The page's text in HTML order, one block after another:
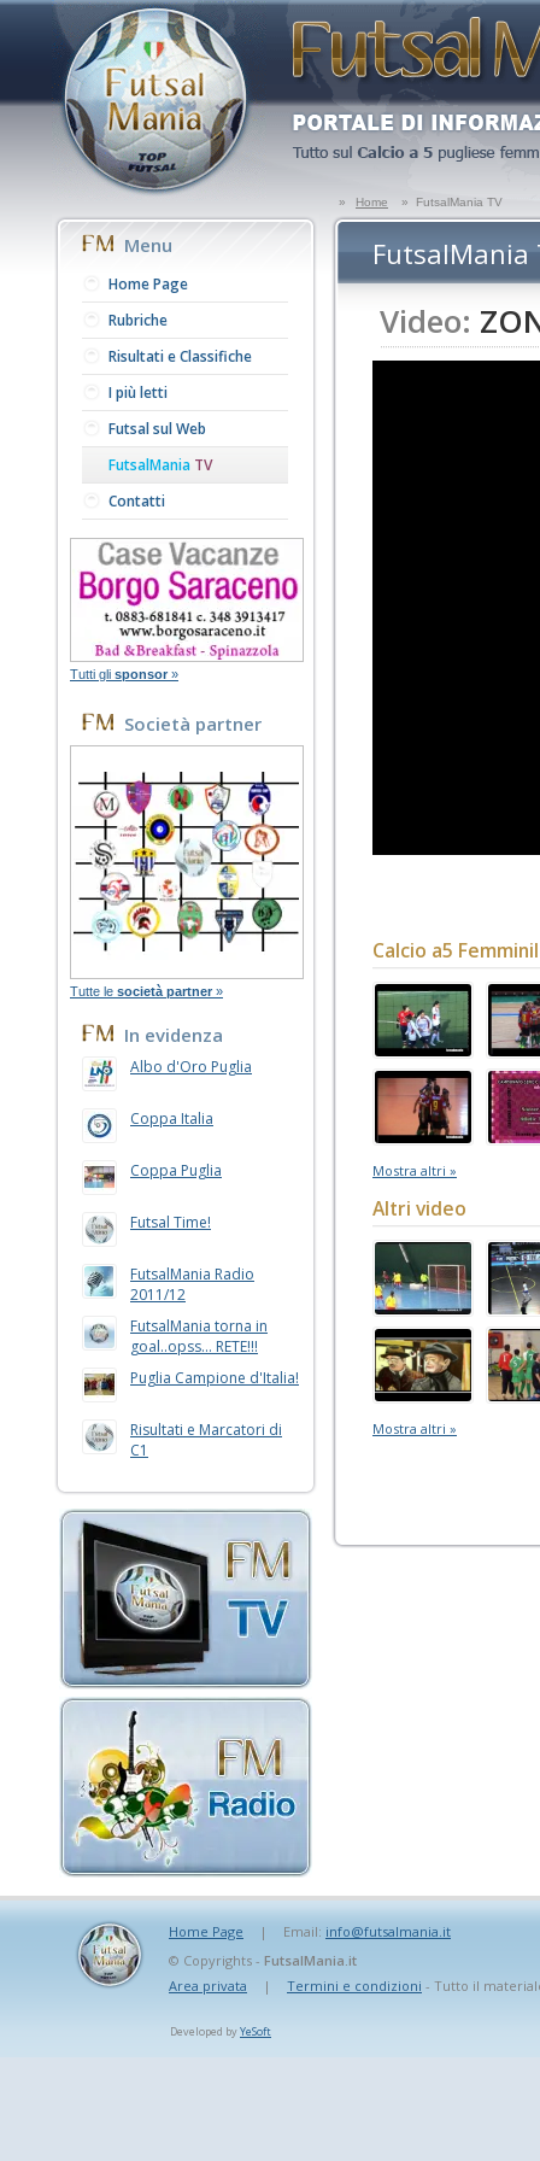
» Home » FutsalMania TV
Menu
Home Page
Rubriche
Risultati e Classifiche
I più letti
Futsal sul Web
FutsalMania TV
Contatti
Tutti gli sponsor »
Società partner
Tutte le società partner »
In evidenza
Albo d'Oro Puglia
Coppa Italia
Coppa Puglia
Futsal Time!
FutsalMania Radio
2011/12
FutsalMania torna in
goal..opss... RETE!!!
Puglia Campione d'Italia!
Risultati e Marcatori di
C1
FutsalMania
Video:
Calcio a5
Mostra altri »
Altri video
Mostra altri »
Home Page | Email: info@futsalmania.it
© Copyrights - FutsalMania.it
Area privata
| Termini e condizioni - Tutto il
Developed byYeSoft